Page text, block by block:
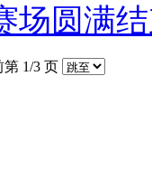
场圆满
1/3 页